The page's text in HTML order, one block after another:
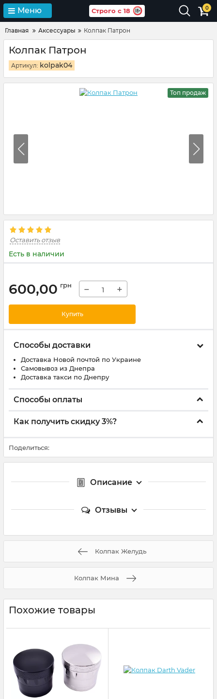
Меню Строго с 18 0
Главная Аксессуары Колпак Патрон
Колпак Патрон
Артикул: kolpak04
Топ продаж
Оставить отзыв
Есть в наличии
600,00 грн − +
Купить
Способы доставки
Доставка Новой почтой по Украине
Самовывоз из Днепра
Доставка такси по Днепру
Способы оплаты
Как получить скидку 3%?
Поделиться:
Описание
Отзывы
Колпак Желудь
Колпак Мина
Похожие товары